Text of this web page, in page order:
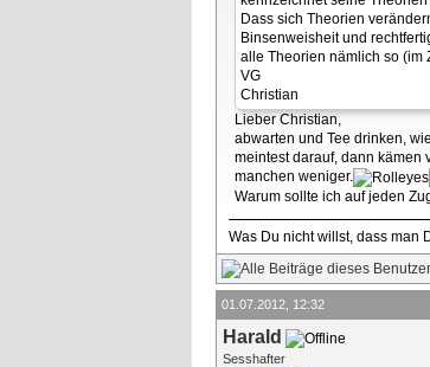
Dass sich Theorien
Binsenweisheit und
alle Theorien nämlich so (im
VG
Christian
Lieber Christian,
abwarten und Tee drinken,
meintest darauf, dann kämen
manchen weniger.
Warum sollte ich auf jeden
Was Du nicht willst, dass man
01.07.2012, 12:32
Harald
Sesshafter